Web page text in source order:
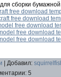
сборки
free download
free download
free download
free download
free download
Добавил:
: 5